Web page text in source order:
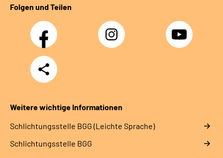
Folgen und Teilen
Facebook Instagram YouTube
Teilen
Weitere wichtige Informationen
Schlich­tungs­stel­le BGG (Leichte Sprache)
Schlich­tungs­stel­le BGG